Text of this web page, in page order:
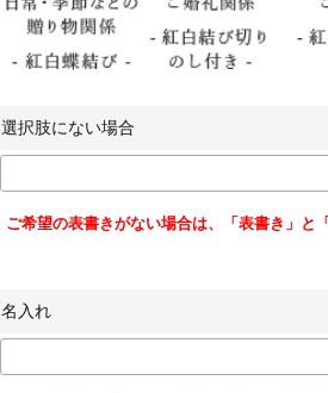
選択肢にない場合
ご希望の表書きがない場合は、「表書き」と
名入れ